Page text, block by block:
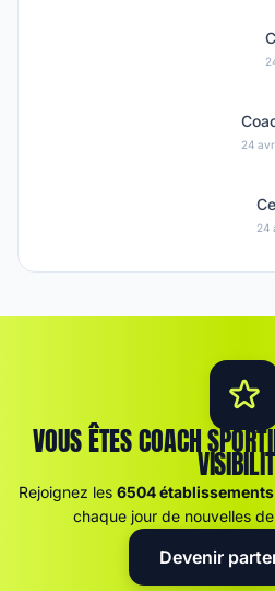
24
24
VOUS ÊTES COACH
Rejoignez les 6504 établissements
chaque jour de nouvelles
Devenir